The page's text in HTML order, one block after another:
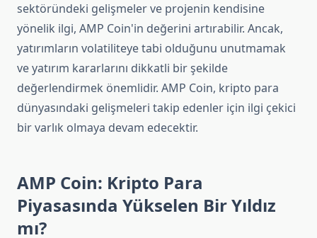
sektöründeki gelişmeler ve projenin kendisine
yönelik ilgi, AMP Coin'in değerini artırabilir. Ancak,
yatırımların volatiliteye tabi olduğunu unutmamak
ve yatırım kararlarını dikkatli bir şekilde
değerlendirmek önemlidir. AMP Coin, kripto para
dünyasındaki gelişmeleri takip edenler için ilgi çekici
bir varlık olmaya devam edecektir.
AMP Coin: Kripto Para
Piyasasında Yükselen Bir Yıldız
mı?